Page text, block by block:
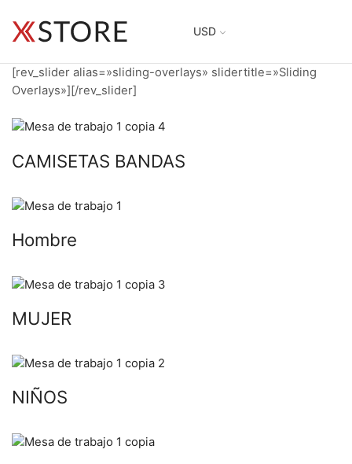
USD
[rev_slider alias=»sliding-overlays» slidertitle=»Sliding
Overlays»][/rev_slider]
CAMISETAS BANDAS
Hombre
MUJER
NIÑOS